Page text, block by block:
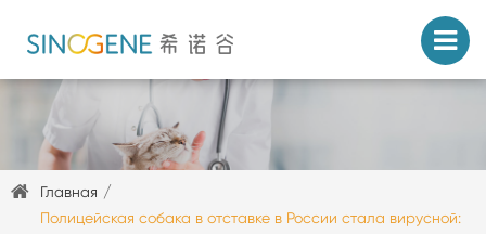
Главная
Полицейская собака в отставке в России стала вирусной: